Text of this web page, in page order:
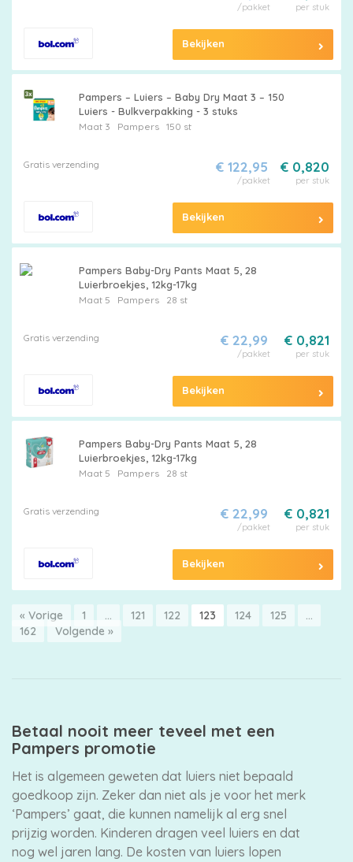
per stuk
/pakket
Bekijken
Pampers – Luiers – Baby Dry Maat 3 – 150
Luiers - Bulkverpakking - 3 stuks
Maat 3 Pampers150 st
Gratis verzending € 0,820
per stuk
€ 122,95
/pakket
Bekijken
Pampers Baby-Dry Pants Maat 5, 28
Luierbroekjes, 12kg-17kg
Maat 5 Pampers28 st
Gratis verzending € 0,821
per stuk
€ 22,99
/pakket
Bekijken
Pampers Baby-Dry Pants Maat 5, 28
Luierbroekjes, 12kg-17kg
Maat 5 Pampers28 st
Gratis verzending € 0,821
per stuk
€ 22,99
/pakket
Bekijken
« Vorige 1 … 121 122 123 124 125
…
162
Volgende »
Betaal nooit meer teveel met een
Pampers promotie
Het is algemeen geweten dat luiers niet bepaald
goedkoop zijn. Zeker dan niet als je voor het merk
‘Pampers’ gaat, die kunnen namelijk al erg snel
prijzig worden. Kinderen dragen veel luiers en dat
nog wel jaren lang. De kosten van luiers lopen